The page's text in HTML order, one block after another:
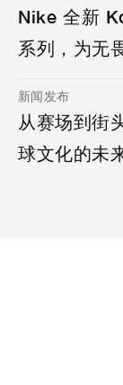
Nike 全新
系列，为无
新闻发布
从赛场到街
球文化的未